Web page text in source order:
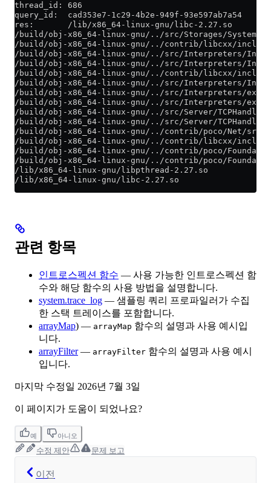
thread_id: 686
query_id:  cad353e7-1c29-4b2e-949f-93e597ab7a54
res:       /lib/x86_64-linux-gnu/libc-2.27.so
/build/obj-x86_64-linux-gnu/../src/Storages/System/
/build/obj-x86_64-linux-gnu/../contrib/libcxx/
/build/obj-x86_64-linux-gnu/../src/Interpreters/
/build/obj-x86_64-linux-gnu/../src/Interpreters/
/build/obj-x86_64-linux-gnu/../contrib/libcxx/
/build/obj-x86_64-linux-gnu/../src/Interpreters/
/build/obj-x86_64-linux-gnu/../src/Interpreters/
/build/obj-x86_64-linux-gnu/../src/Interpreters/
/build/obj-x86_64-linux-gnu/../src/Server/
/build/obj-x86_64-linux-gnu/../src/Server/
/build/obj-x86_64-linux-gnu/../contrib/poco/Net/src/
/build/obj-x86_64-linux-gnu/../contrib/libcxx/
/build/obj-x86_64-linux-gnu/../contrib/poco/
/build/obj-x86_64-linux-gnu/../contrib/poco/
/lib/x86_64-linux-gnu/libpthread-2.27.so
/lib/x86_64-linux-gnu/libc-2.27.so
관련 항목
인트로스펙션 함수 — 사용 가능한 인트로스펙션 함
수와 해당 함수의 사용 방법을 설명합니다.
system.trace_log — 샘플링 쿼리 프로파일러가 수집
한 스택 트레이스를 포함합니다.
arrayMap) — arrayMap 함수의 설명과 사용 예시입
니다.
arrayFilter— arrayFilter 함수의 설명과 사용 예시
입니다.
마지막 수정일 2026년 7월 3일
이 페이지가 도움이 되었나요?
예 아니오
수정 제안 문제 보고
이전